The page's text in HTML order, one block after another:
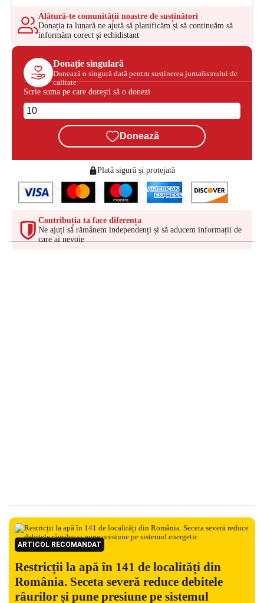
Alătură-te comunității noastre de susținători
Donația ta lunară ne ajută să planificăm și să continuăm să
informăm corect și echidistant
Donație singulară
Donează o singură dată pentru susținerea jurnalismului de
calitate
Scrie suma pe care dorești să o donezi
Donează
Plată sigură și protejată
Contribuția ta face diferența
Ne ajuți să rămânem independenți și să aducem informații de
care ai nevoie
ARTICOL RECOMANDAT
Restricții la apă în 141 de localități din
România. Seceta severă reduce debitele
râurilor și pune presiune pe sistemul